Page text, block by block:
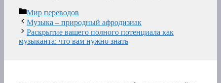
Рубрики
Мир переводов
Музыка – природный афродизиак
Раскрытие вашего полного потенциала как
музыканта: что вам нужно знать